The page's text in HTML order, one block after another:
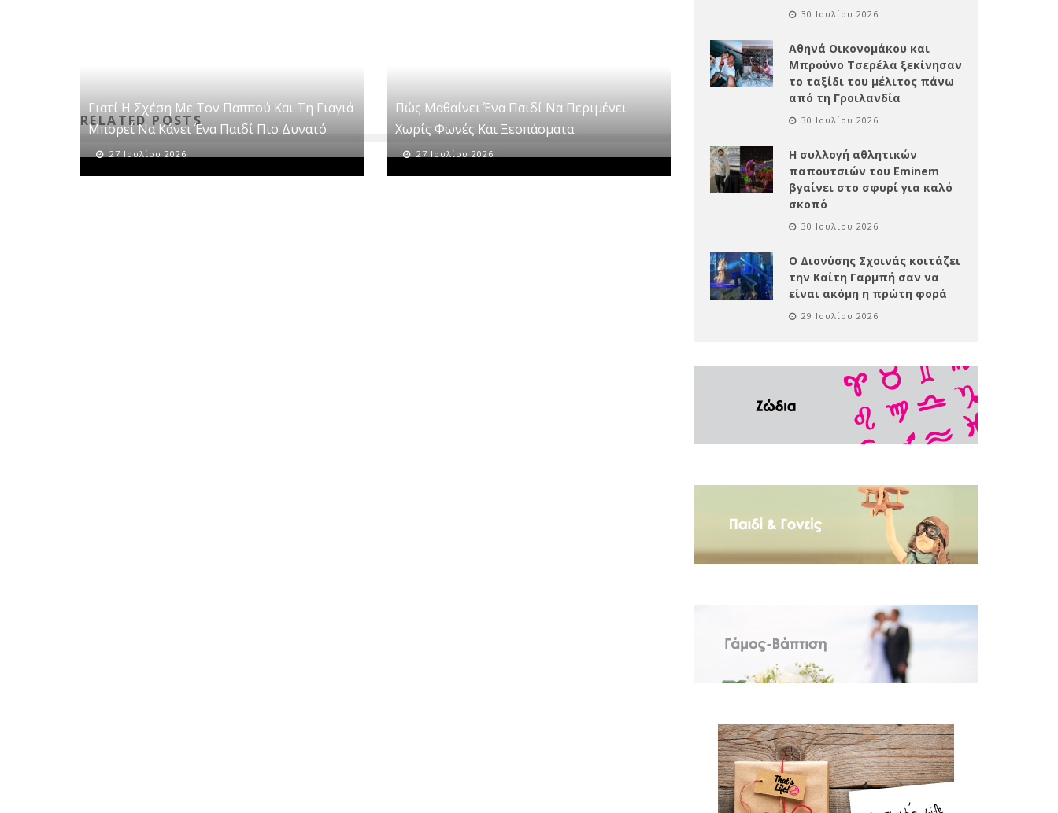
RELATED POSTS
Γιατί Η Σχέση Με Τον Παππού Και Τη Γιαγιά
Μπορεί Να Κάνει Ένα Παιδί Πιο Δυνατό
27 Ιουλίου 2026
Πώς Μαθαίνει Ένα Παιδί Να Περιμένει
Χωρίς Φωνές Και Ξεσπάσματα
27 Ιουλίου 2026
30 Ιουλίου 2026
Αθηνά Οικονομάκου και
Μπρούνο Τσερέλα ξεκίνησαν
το ταξίδι του μέλιτος πάνω
από τη Γροιλανδία
30 Ιουλίου 2026
Η συλλογή αθλητικών
παπουτσιών του Eminem
βγαίνει στο σφυρί για καλό
σκοπό
30 Ιουλίου 2026
Ο Διονύσης Σχοινάς κοιτάζει
την Καίτη Γαρμπή σαν να
είναι ακόμη η πρώτη φορά
29 Ιουλίου 2026